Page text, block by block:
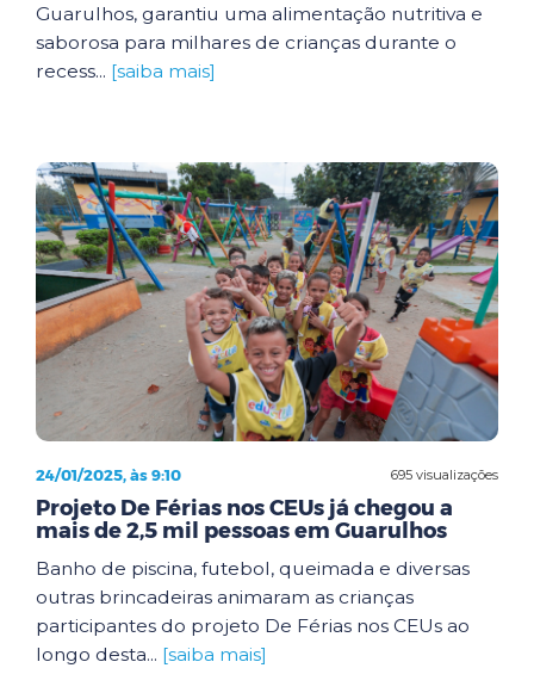
Guarulhos, garantiu uma alimentação nutritiva e
saborosa para milhares de crianças durante o
recess... [saiba mais]
695 visualizações
24/01/2025, às 9:10
Projeto De Férias nos CEUs já chegou a
mais de 2,5 mil pessoas em Guarulhos
Banho de piscina, futebol, queimada e diversas
outras brincadeiras animaram as crianças
participantes do projeto De Férias nos CEUs ao
longo desta... [saiba mais]